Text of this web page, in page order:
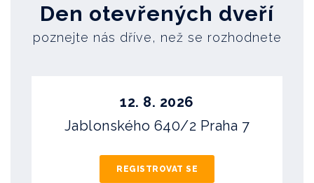
Den otevřených dveří
poznejte nás dříve, než se rozhodnete
12. 8. 2026
Jablonského 640/2 Praha 7
REGISTROVAT SE